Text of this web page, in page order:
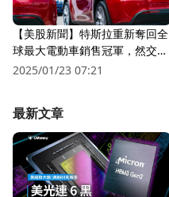
【美股新聞】特斯拉重新奪回全
球最大電動車銷售冠軍，然交車
量仍不如市場預期！
2025/01/23 07:21
最新文章